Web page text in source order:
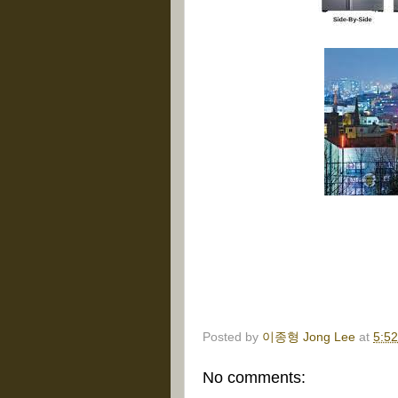
Posted by 이종형 Jong Lee at
No comments: